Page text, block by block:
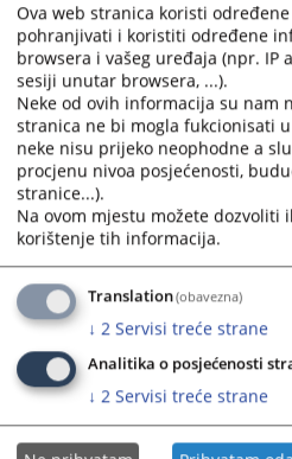
Lozinka
Zapamti me
Prijava
Zaboravili ste lozinku?
Želite postati član?
Ova web stranica koristi
pohranjivati i koristiti određene
browsera i vašeg uređaja (npr. IP
sesiji unutar browsera, ...).
Neke od ovih informacija su nam
stranica ne bi mogla fukcionisati
neke nisu prijeko neophodne a
procjenu nivoa posjećenosti,
stranice...).
Na ovom mjestu možete dozvoliti
korištenje tih informacija.
Translation(obavezna)
↓ 2 Servisi treće strane
Analitika o posjećenosti
↓ 2 Servisi treće strane